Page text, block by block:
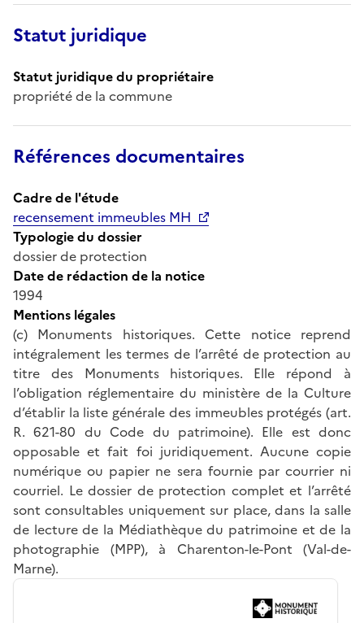
Statut juridique
Statut juridique du propriétaire
propriété de la commune
Références documentaires
Cadre de l'étude
recensement immeubles MH
Typologie du dossier
dossier de protection
Date de rédaction de la notice
1994
Mentions légales
(c) Monuments historiques. Cette notice reprend
intégralement les termes de l’arrêté de protection au
titre des Monuments historiques. Elle répond à
l’obligation réglementaire du ministère de la Culture
d’établir la liste générale des immeubles protégés (art.
R. 621-80 du Code du patrimoine). Elle est donc
opposable et fait foi juridiquement. Aucune copie
numérique ou papier ne sera fournie par courrier ni
courriel. Le dossier de protection complet et l’arrêté
sont consultables uniquement sur place, dans la salle
de lecture de la Médiathèque du patrimoine et de la
photographie (MPP), à Charenton-le-Pont (Val-de-
Marne).